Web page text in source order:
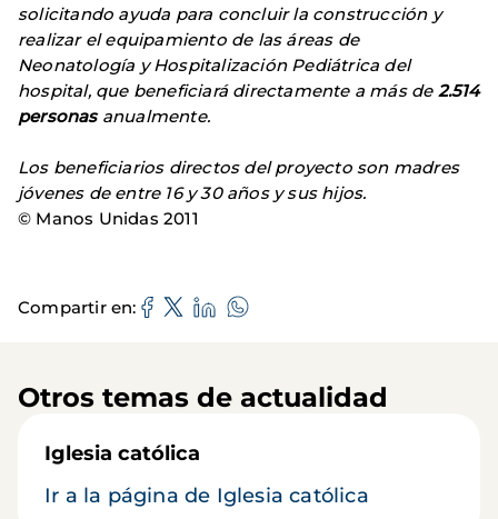
solicitando ayuda para concluir la construcción y
realizar el equipamiento de las áreas de
Neonatología y Hospitalización Pediátrica del
hospital, que beneficiará directamente a más de 2.514
personasanualmente.
Los beneficiarios directos del proyecto son madres
jóvenes de entre 16 y 30 años y sus hijos.
© Manos Unidas 2011
Compartir en
Otros temas de actualidad
Iglesia católica
Ir a la página de Iglesia católica